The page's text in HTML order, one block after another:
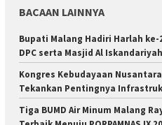
BACAAN LAINNYA
Bupati Malang Hadiri Harlah ke-
DPC serta Masjid Al Iskandariyah
Kongres Kebudayaan
Tekankan Pentingnya
Tiga BUMD Air Minum Malang